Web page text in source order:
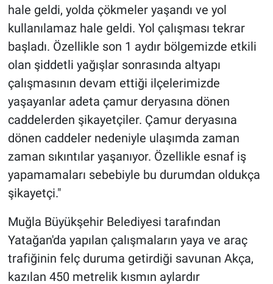
hale geldi, yolda çökmeler yaşandı ve yol
kullanılamaz hale geldi. Yol çalışması tekrar
başladı. Özellikle son 1 aydır bölgemizde etkili
olan şiddetli yağışlar sonrasında altyapı
çalışmasının devam ettiği ilçelerimizde
yaşayanlar adeta çamur deryasına dönen
caddelerden şikayetçiler. Çamur deryasına
dönen caddeler nedeniyle ulaşımda zaman
zaman sıkıntılar yaşanıyor. Özellikle esnaf iş
yapamamaları sebebiyle bu durumdan oldukça
şikayetçi."
Muğla Büyükşehir Belediyesi tarafından
Yatağan'da yapılan çalışmaların yaya ve araç
trafiğinin felç duruma getirdiği savunan Akça,
kazılan 450 metrelik kısmın aylardır